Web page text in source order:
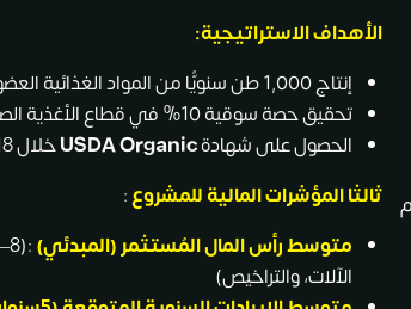
الأهداف الاستراتيجية:
إنتاج 1,000 طن سنويًّا من المواد الغذائية العضوية بحلول العام الثالث.
تحقيق حصة سوقية 10% في قطاع الأغذية الصحية بالإمارات بحلول 2024.
الحصول على شهادةUSDA Organicخلال 18 شهرًا من التشغيل.
ثالثا المؤشرات المالية للمشروع:
متوسطرأس المال المُستثمر (المبدئي)
الآلات، والتراخيص)